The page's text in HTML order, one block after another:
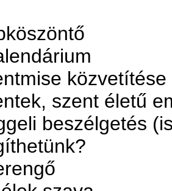
közvetítése
szent életű
beszélgetés